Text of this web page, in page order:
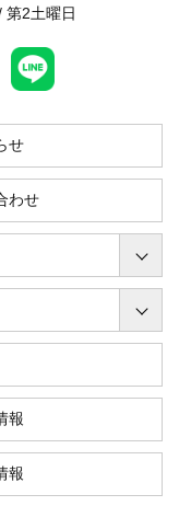
第2土曜日
せ
わせ
報
報